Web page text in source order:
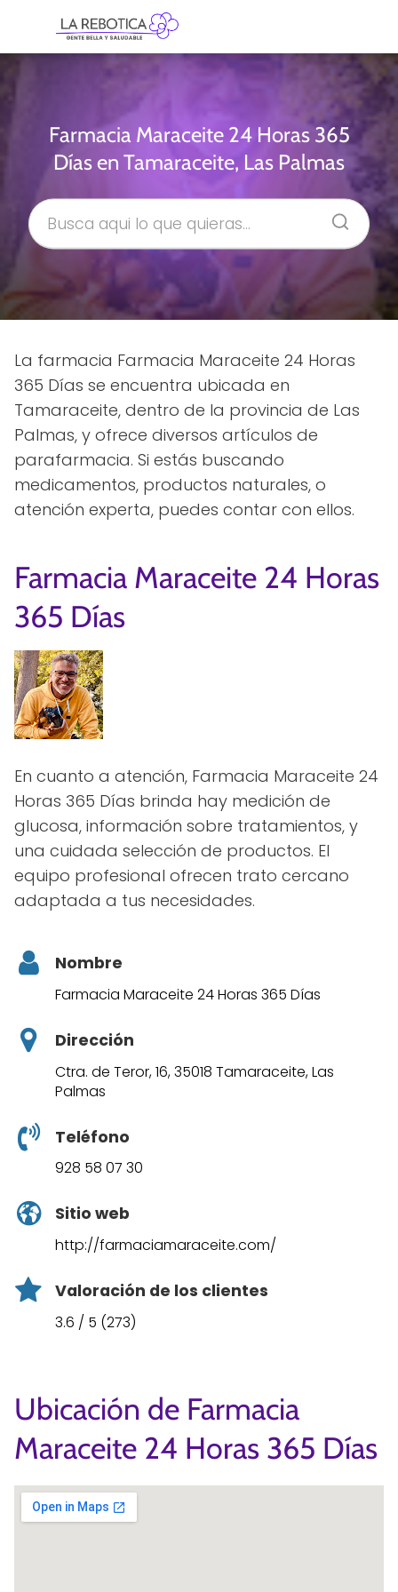
Farmacia Maraceite 24 Horas 365
Días en Tamaraceite, Las Palmas
La farmacia Farmacia Maraceite 24 Horas
365 Días se encuentra ubicada en
Tamaraceite, dentro de la provincia de Las
Palmas, y ofrece diversos artículos de
parafarmacia. Si estás buscando
medicamentos, productos naturales, o
atención experta, puedes contar con ellos.
Farmacia Maraceite 24 Horas
365 Días
En cuanto a atención, Farmacia Maraceite 24
Horas 365 Días brinda hay medición de
glucosa, información sobre tratamientos, y
una cuidada selección de productos. El
equipo profesional ofrecen trato cercano
adaptada a tus necesidades.
Nombre
Farmacia Maraceite 24 Horas 365 Días
Dirección
Ctra. de Teror, 16, 35018 Tamaraceite, Las
Palmas
Teléfono
928 58 07 30
Sitio web
http://farmaciamaraceite.com/
Valoración de los clientes
3.6 / 5 (273)
Ubicación de Farmacia
Maraceite 24 Horas 365 Días